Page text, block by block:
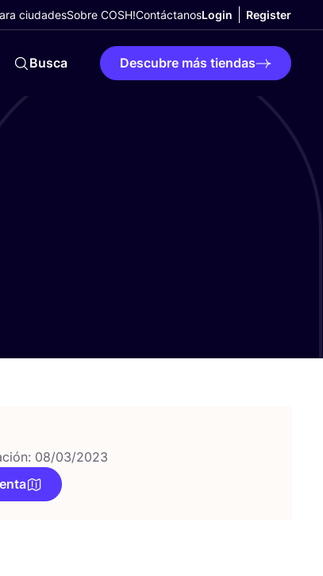
ciudadesSobre COSH!ContáctanosLogin Register
Busca Descubre más tiendas
08/03/2023